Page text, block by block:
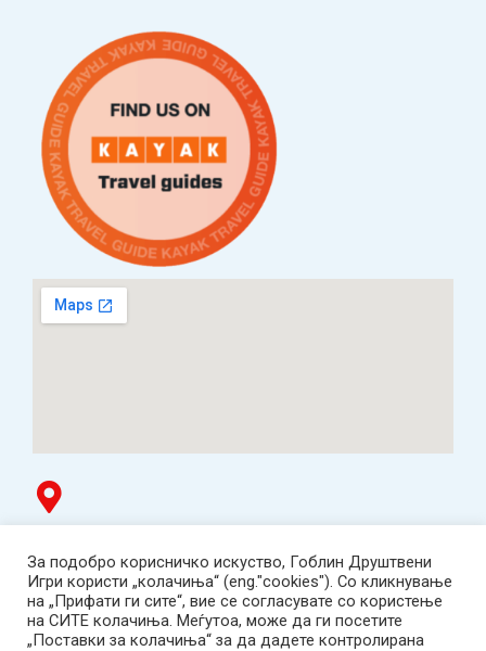
Услови за плаќање и испорака
Наши партнери
ТЦ Буњаковец - 1. кат, Скопје.
Tел: 078 669 482
Работно време: пон-пет 12:00-19:00 /саб 12:00-17:00
2001-2026 Goblin Games, All Rights Reserved.
Гоблин ДОО, Скопје. Даночен број:
За подобро корисничко искуство, Гоблин Друштвени
Игри користи „колачиња“ (eng."cookies"). Со кликнување
на „Прифати ги сите“, вие се согласувате со користење
на СИТЕ колачиња. Меѓутоа, може да ги посетите
„Поставки за колачиња“ за да дадете контролирана